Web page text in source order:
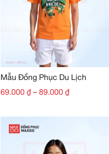
Mẫu Đồng Phục Du Lịch
69.000 ₫ – 89.000 ₫